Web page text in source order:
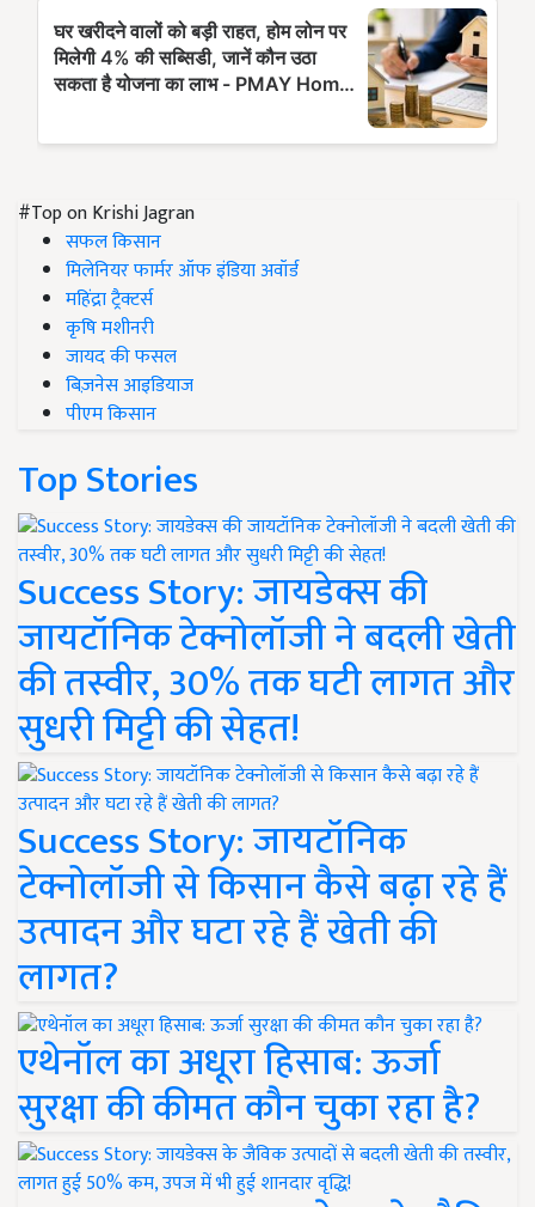
#Top on Krishi Jagran
सफल किसान
मिलेनियर फार्मर ऑफ इंडिया अवॉर्ड
महिंद्रा ट्रैक्टर्स
कृषि मशीनरी
जायद की फसल
बिज़नेस आइडियाज
पीएम किसान
Top Stories
Success Story: जायडेक्स की
जायटॉनिक टेक्नोलॉजी ने बदली खेती
की तस्वीर, 30% तक घटी लागत और
सुधरी मिट्टी की सेहत!
Success Story: जायटॉनिक
टेक्नोलॉजी से किसान कैसे बढ़ा रहे हैं
उत्पादन और घटा रहे हैं खेती की
लागत?
एथेनॉल का अधूरा हिसाब: ऊर्जा
सुरक्षा की कीमत कौन चुका रहा है?